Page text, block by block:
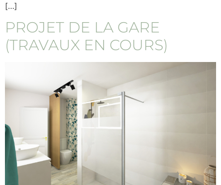
[…]
PROJET DE LA GARE
(TRAVAUX EN COURS)